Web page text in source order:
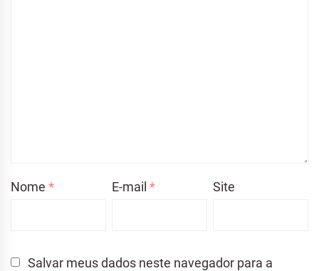
Nome * E-mail* Site
Salvar meus dados neste navegador para a